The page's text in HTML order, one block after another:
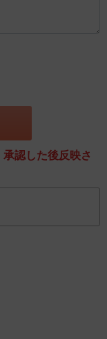
認した後反映さ